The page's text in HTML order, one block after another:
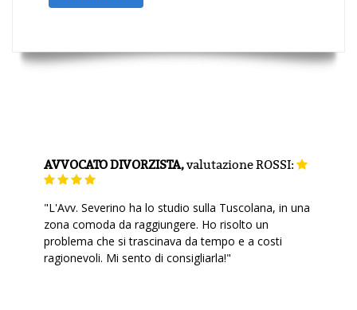
AVVOCATO DIVORZISTA,valutazioneROSSI:
"L'Avv. Severino ha lo studio sulla Tuscolana, in una
zona comoda da raggiungere. Ho risolto un
problema che si trascinava da tempo e a costi
ragionevoli. Mi sento di consigliarla!"